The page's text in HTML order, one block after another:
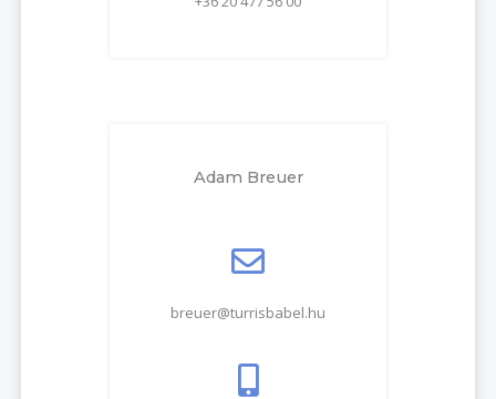
Adam Breuer
breuer@turrisbabel.hu